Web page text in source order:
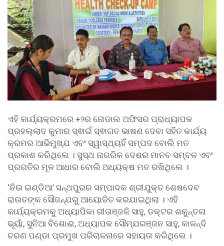
ଏହି କାର୍ଯ୍ୟକ୍ରମରେ +୨ର ନୋଡାଲ ଅଫିସର ପ୍ରାଧ୍ୟାପକ
ପ୍ରହଲ୍ଲାଦ କୁମାର ସ୍ଵାଇଁ ସ୍ଵାଗତ ଭାଷଣ ଦେବା ସହିତ କାର୍ଯ୍ୟ
କ୍ରମର ଆଭିମୁଖ୍ଯ ଏବଂ ସ୍ୱାସ୍ଥ୍ୟହିଁ ସମ୍ପଦ ବୋଲି ମତ
ପ୍ରକାଶ କରିଥିଲେ । ସୁସ୍ଥ ନାଗରିକ ଦେଶର ମାନବ ସମ୍ବଳ ଏବଂ
ପ୍ରଗତିର ମୂଳ ଆଧାର ବୋଲି ଅଧ୍ୟକ୍ଷ ମତ ରଖିଥିଲେ ।
‘ନିଉ ଇଣ୍ଡିଆ’ ସନ୍ଥପୁରର ସମ୍ପାଦକ ଶ୍ରୀଯୁକ୍ତ ଶେଷଦେବ
ରାଉତଙ୍କ ସୌଜନ୍ଯରୁ ଆୟୋଜିତ କରଯାଇଥିଲା । ଏହି
କାର୍ଯ୍ୟକ୍ରମକୁ ଅଧ୍ୟାପିକା ଗୀତାଞ୍ଜଳି ସାହୁ, ଡକ୍ଟର ଶକୁନ୍ତଳା
ଭୂୟାଁ, ସୁନିଆ ବିଶୋଈ, ଅଧ୍ୟାପକ ସୌମ୍ଯରଞ୍ଜନ ସାହୁ, କାଳନ୍ଦି
ଚରଣ ପଣ୍ଡା ପ୍ରମୁଖ ପରିଚାଳନାରେ ସହାୟତା କରିଥିଲେ ।